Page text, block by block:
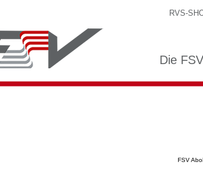
RVS-
Die FSV
FSV